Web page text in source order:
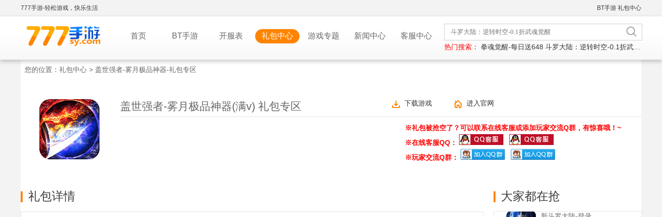
777手游-轻松游戏，快乐生活 BT手游 礼包中心
首页 BT手游 开服表 礼包中心 游戏专题 新闻中心 客服中心
热门搜索： 拳魂觉醒-每日送648 斗罗大陆：逆转时空-0.1折武魂觉醒
您的位置： 礼包中心 > 盖世强者-雾月极品神器-礼包专区
盖世强者-雾月极品神器(满v) 礼包专区 下载游戏 进入官网
※礼包被抢空了？可以联系在线客服或添加玩家交流Q群，有惊喜哦！~
※在线客服QQ：
※玩家交流Q群：
礼包详情 大家都在抢
新斗罗大陆-登录送sss魂师(满v)